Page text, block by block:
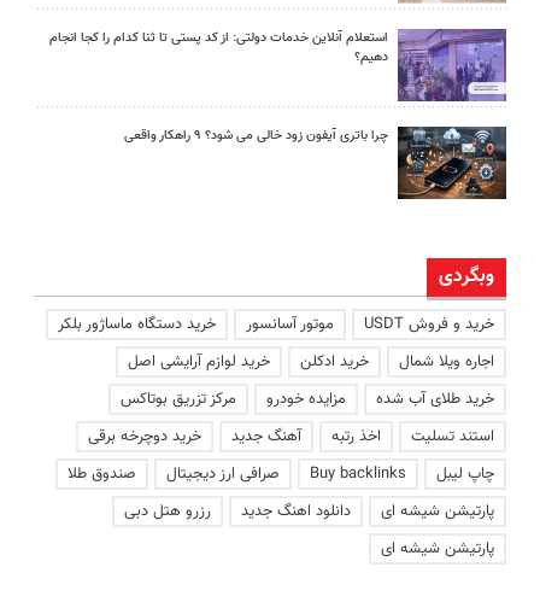
استعلام آنلاین خدمات دولتی: از کد پستی تا ثنا کدام را کجا انجام
دهیم؟
چرا باتری آیفون زود خالی می شود؟ ۹ راهکار واقعی
وبگردی
خرید و فروش USDT موتور آسانسور
خرید دستگاه ماساژور بلکر
اجاره ویلا شمال
خرید ادکلن
خرید لوازم آرایشی اصل
خرید طلای آب شده
مزایده خودرو
مرکز تزریق بوتاکس
استند تسلیت
اخذ رتبه آهنگ جدید
خرید دوچرخه برقی
چاپ لیبل
Buy backlinks صرافی ارز دیجیتال
صندوق طلا
پارتیشن شیشه ای
دانلود اهنگ جدید
رزرو هتل دبی
پارتیشن شیشه ای